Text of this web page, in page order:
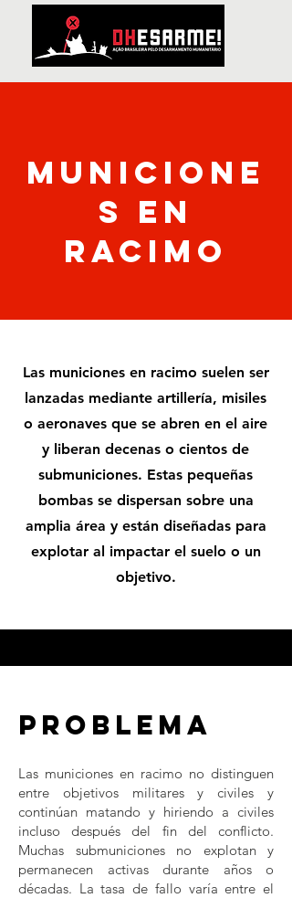
municione
s en
racimo
Las municiones en racimo suelen ser
lanzadas mediante artillería, misiles
o aeronaves que se abren en el aire
y liberan decenas o cientos de
submuniciones. Estas pequeñas
bombas se dispersan sobre una
amplia área y están diseñadas para
explotar al impactar el suelo o un
objetivo.
Problema
Las municiones en racimo no distinguen
entre objetivos militares y civiles y
continúan matando y hiriendo a civiles
incluso después del fin del conflicto.
Muchas submuniciones no explotan y
permanecen activas durante años o
décadas. La tasa de fallo varía entre el